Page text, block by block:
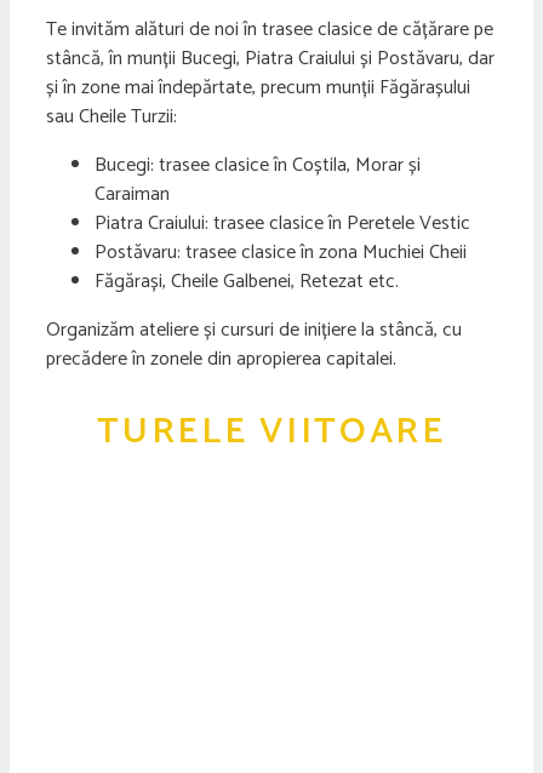
Te invităm alături de noi în trasee clasice de cățărare pe
stâncă, în munții Bucegi, Piatra Craiului și Postăvaru, dar
și în zone mai îndepărtate, precum munții Făgărașului
sau Cheile Turzii:
Bucegi: trasee clasice în Coștila, Morar și
Caraiman
Piatra Craiului: trasee clasice în Peretele Vestic
Postăvaru: trasee clasice în zona Muchiei Cheii
Făgărași, Cheile Galbenei, Retezat etc.
Organizăm ateliere și cursuri de inițiere la stâncă, cu
precădere în zonele din apropierea capitalei.
TURELE VIITOARE